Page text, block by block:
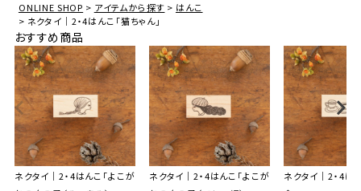
ONLINE SHOP
アイテムから探す
はんこ
ネクタイ｜2・4はんこ「猫ちゃん」
おすすめ商品
ネクタイ｜2・4はんこ「よこが
ネクタイ｜2・4はんこ「よこが
ネクタイ｜2・4は